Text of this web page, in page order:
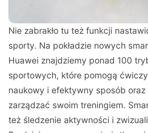
Nie zabrakło tu też funkcji
sporty. Na pokładzie nowych
Huawei znajdziemy ponad 100
sportowych, które pomogą
naukowy i efektywny sposób
zarządzać swoim treningiem.
też śledzenie aktywności i